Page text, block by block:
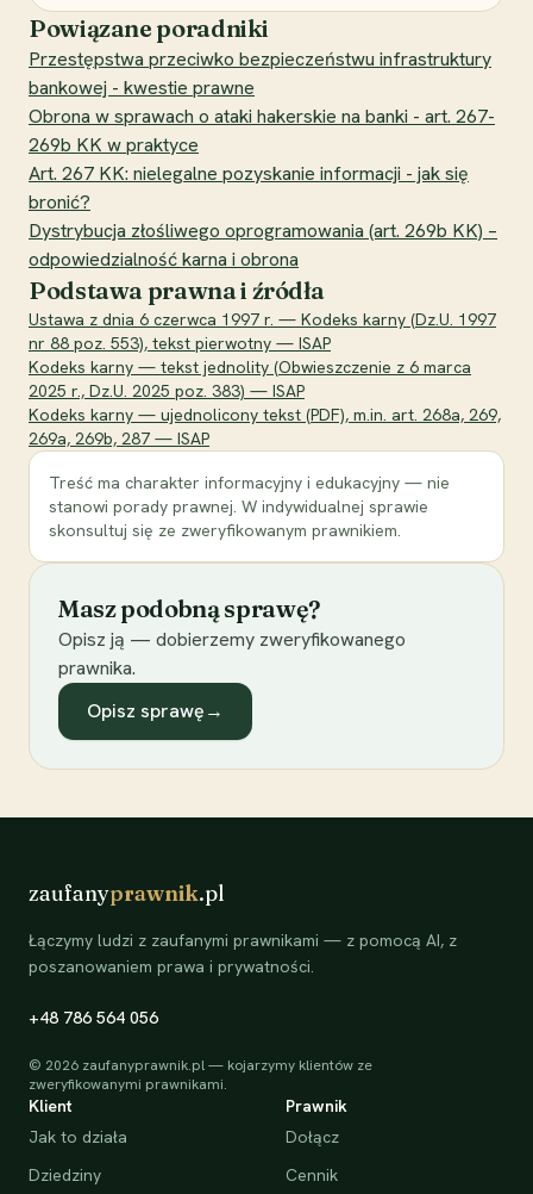
Powiązane poradniki
Przestępstwa przeciwko bezpieczeństwu infrastruktury
bankowej - kwestie prawne
Obrona w sprawach o ataki hakerskie na banki - art. 267-
269b KK w praktyce
Art. 267 KK: nielegalne pozyskanie informacji - jak się
bronić?
Dystrybucja złośliwego oprogramowania (art. 269b KK) –
odpowiedzialność karna i obrona
Podstawa prawna i źródła
Ustawa z dnia 6 czerwca 1997 r. — Kodeks karny (Dz.U. 1997
nr 88 poz. 553), tekst pierwotny — ISAP
Kodeks karny — tekst jednolity (Obwieszczenie z 6 marca
2025 r., Dz.U. 2025 poz. 383) — ISAP
Kodeks karny — ujednolicony tekst (PDF), m.in. art. 268a, 269,
269a, 269b, 287 — ISAP
Treść ma charakter informacyjny i edukacyjny — nie
stanowi porady prawnej. W indywidualnej sprawie
skonsultuj się ze zweryfikowanym prawnikiem.
Masz podobną sprawę?
Opisz ją — dobierzemy zweryfikowanego
prawnika.
Opisz sprawę→
zaufanyprawnik.pl
Łączymy ludzi z zaufanymi prawnikami — z pomocą AI, z
poszanowaniem prawa i prywatności.
+48 786 564 056
© 2026 zaufanyprawnik.pl — kojarzymy klientów ze
zweryfikowanymi prawnikami.
Klient
Jak to działa
Dziedziny
Prawnik
Dołącz
Cennik